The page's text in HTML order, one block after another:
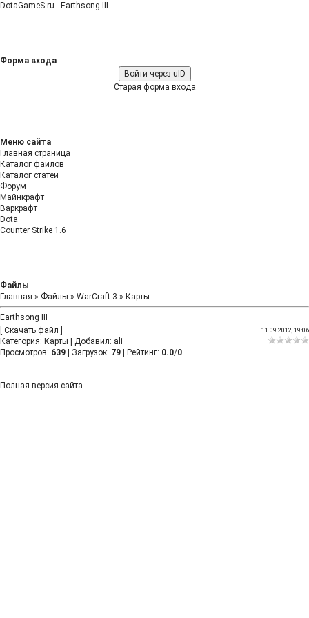
DotaGameS.ru - Earthsong III
Форма входа
Войти через uID
Старая форма входа
Меню сайта
Главная страница
Каталог файлов
Каталог статей
Форум
Майнкрафт
Варкрафт
Dota
Counter Strike 1.6
Файлы
Главная » Файлы » WarCraft 3 » Карты
Earthsong III
Скачать файл 11.09.2012, 19:06
Категория: Карты Добавил: ali
Просмотров: 639 Загрузок: 79 Рейтинг: 0.0/0
Полная версия сайта